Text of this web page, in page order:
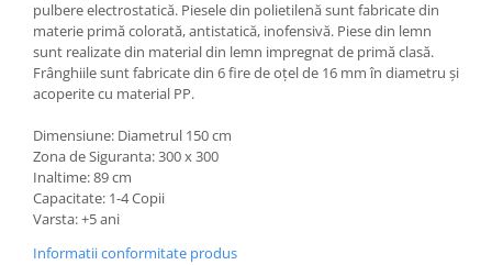
pulbere electrostatică. Piesele din polietilenă sunt fabricate din
materie primă colorată, antistatică, inofensivă. Piese din lemn
sunt realizate din material din lemn impregnat de primă clasă.
Frânghiile sunt fabricate din 6 fire de oțel de 16 mm în diametru și
acoperite cu material PP.
Dimensiune: Diametrul 150 cm
Zona de Siguranta: 300 x 300
Inaltime: 89 cm
Capacitate: 1-4 Copii
Varsta: +5 ani
Informatii conformitate produs